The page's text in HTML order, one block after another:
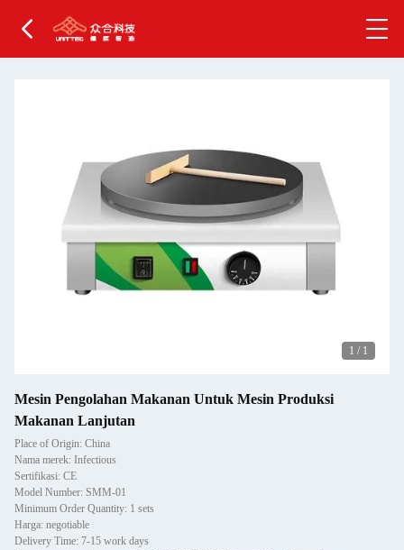
1 / 1
Mesin Pengolahan Makanan Untuk Mesin Produksi
Makanan Lanjutan
Place of Origin: China
Nama merek: Infectious
Sertifikasi: CE
Model Number: SMM-01
Minimum Order Quantity: 1 sets
Harga: negotiable
Delivery Time: 7-15 work days